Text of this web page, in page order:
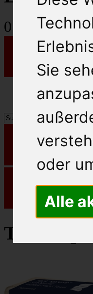
Sie
oder
Alle
0 Artikel
Tork